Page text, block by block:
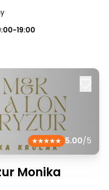
19:00
5.00/5
Monika